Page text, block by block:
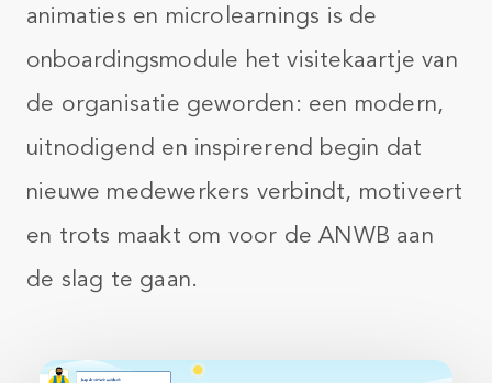
animaties en microlearnings is de
onboardingsmodule het visitekaartje van
de organisatie geworden: een modern,
uitnodigend en inspirerend begin dat
nieuwe medewerkers verbindt, motiveert
en trots maakt om voor de ANWB aan
de slag te gaan.